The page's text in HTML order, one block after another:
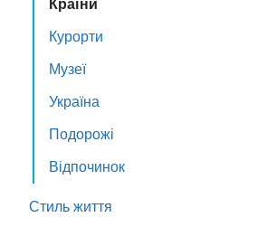
Країни
Курорти
Музеї
Україна
Подорожі
Відпочинок
Стиль життя